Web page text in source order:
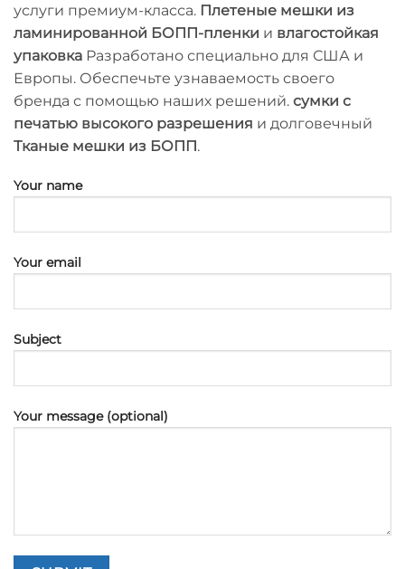
услуги премиум-класса. Плетеные мешки из
ламинированной БОПП-пленки и влагостойкая
упаковка Разработано специально для США и
Европы. Обеспечьте узнаваемость своего
бренда с помощью наших решений. сумки с
печатью высокого разрешения и долговечный
Тканые мешки из БОПП.
Your name
Your email
Subject
Your message (optional)